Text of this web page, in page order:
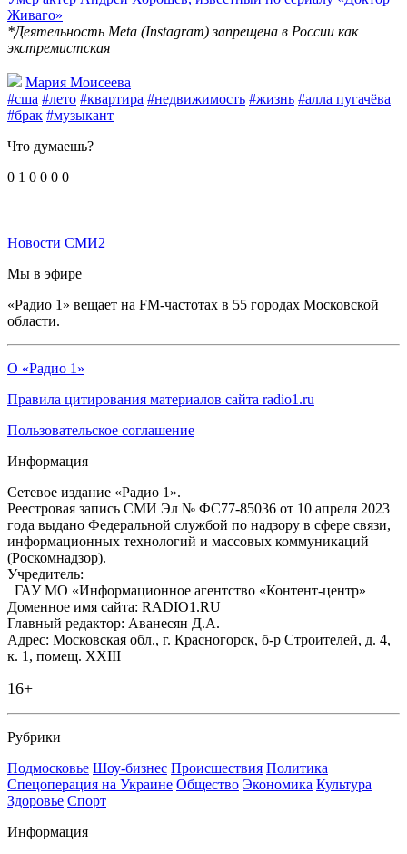
Живаго»
*Деятельность Meta (Instagram) запрещена в России как
экстремистская
Мария Моисеева
#сша #лето #квартира #недвижимость #жизнь #алла пугачёва
#брак #музыкант
Что думаешь?
0 1 0 0 0 0
Новости СМИ2
Мы в эфире
«Радио 1» вещает на FM-частотах в 55 городах Московской
области.
О «Радио 1»
Правила цитирования материалов сайта radio1.ru
Пользовательское соглашение
Информация
Сетевое издание «Радио 1».
Реестровая запись СМИ Эл № ФС77-85036 от 10 апреля 2023
года выдано Федеральной службой по надзору в сфере связи,
информационных технологий и массовых коммуникаций
(Роскомнадзор).
Учредитель:
ГАУ МО «Информационное агентство «Контент-центр»
Доменное имя сайта: RADIO1.RU
Главный редактор: Аванесян Д.А.
Адрес: Московская обл., г. Красногорск, б-р Строителей, д. 4,
к. 1, помещ. XXIII
16+
Рубрики
Подмосковье Шоу-бизнес Происшествия Политика
Спецоперация на Украине Общество Экономика Культура
Здоровье Спорт
Информация